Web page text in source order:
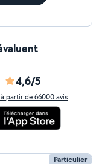
4,6/5
partir de 66000 avis
Particulier